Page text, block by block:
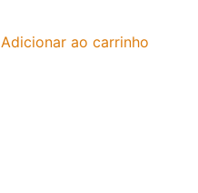
Adicionar ao carrinho